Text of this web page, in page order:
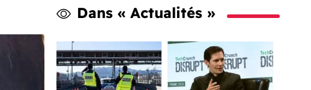
Dans « Actualités »